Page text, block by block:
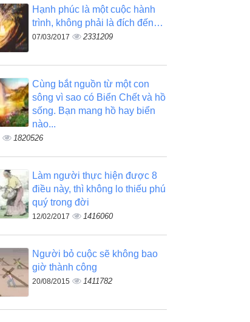
Hạnh phúc là một cuộc hành
trình, không phải là đích đến…
07/03/2017 2331209
Cùng bắt nguồn từ một con
sông vì sao có Biển Chết và hồ
sống. Bạn mang hồ hay biển
nào...
1820526
Làm người thực hiện được 8
điều này, thì không lo thiếu phú
quý trong đời
12/02/2017 1416060
Người bỏ cuộc sẽ không bao
giờ thành công
20/08/2015 1411782